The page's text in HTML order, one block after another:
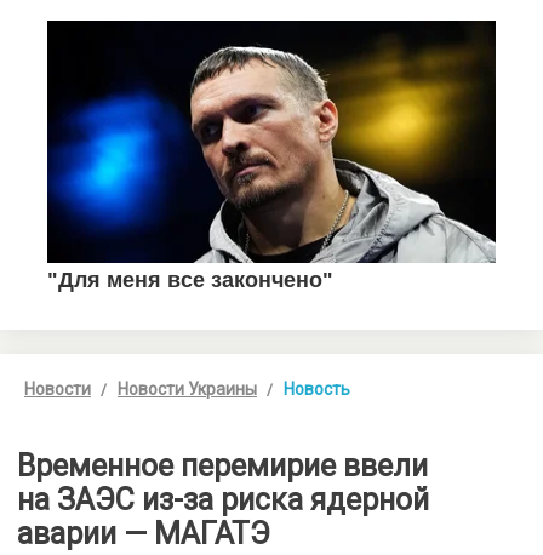
Новости Новости Украины Новость
Временное перемирие ввели
на ЗАЭС из-за риска ядерной
аварии — МАГАТЭ